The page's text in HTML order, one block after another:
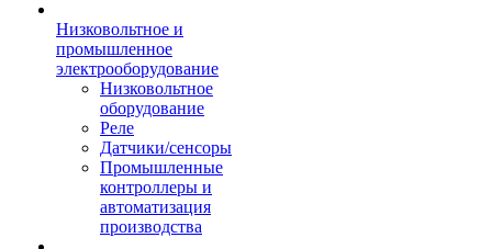
Низковольтное и
промышленное
электрооборудование
Низковольтное
оборудование
Реле
Датчики/сенсоры
Промышленные
контроллеры и
автоматизация
производства